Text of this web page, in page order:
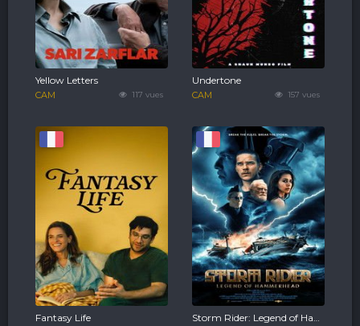
117 vues
Yellow Letters
CAM 157 vues
Undertone
CAM
Fantasy Life Storm Rider: Legend of Hammerhead